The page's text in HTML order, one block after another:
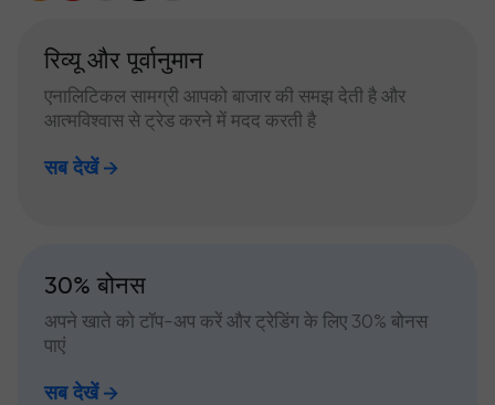
रिव्यू और पूर्वानुमान
एनालिटिकल सामग्री आपको बाजार की समझ देती है और
आत्मविश्वास से ट्रेड करने में मदद करती है
सब देखें
30% बोनस
अपने खाते को टॉप-अप करें और ट्रेडिंग के लिए 30% बोनस
पाएं
सब देखें